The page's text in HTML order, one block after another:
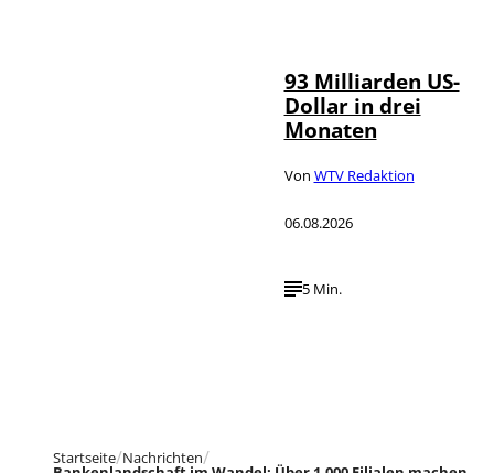
93 Milliarden US-
Dollar in drei
Monaten
Von WTV Redaktion
06.08.2026
5 Min.
Startseite Nachrichten